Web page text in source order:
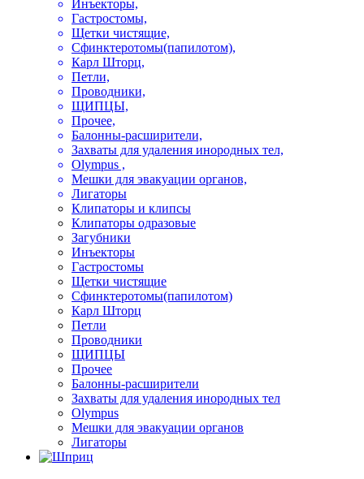
Инъекторы,
Гастростомы,
Щетки чистящие,
Сфинктеротомы(папилотом),
Карл Шторц,
Петли,
Проводники,
ЩИПЦЫ,
Прочее,
Балонны-расширители,
Захваты для удаления инородных тел,
Olympus ,
Мешки для эвакуации органов,
Лигаторы
Клипаторы и клипсы
Клипаторы одразовые
Загубники
Инъекторы
Гастростомы
Щетки чистящие
Сфинктеротомы(папилотом)
Карл Шторц
Петли
Проводники
ЩИПЦЫ
Прочее
Балонны-расширители
Захваты для удаления инородных тел
Olympus
Мешки для эвакуации органов
Лигаторы